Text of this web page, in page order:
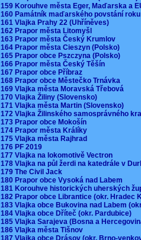
159 Korouhve města Eger, Maďarska a
160 Památník maďarského povstání
161 Vlajka Prahy 22 (Uhříněves)
162 Prapor města Litomyšl
163 Prapor města Český Krumlov
164 Prapor města Cieszyn (Polsko)
165 Prapor obce Pszczyna (Polsko)
166 Prapor města Český Těšín
167 Prapor obce Příbraz
168 Prapor obce Městečko Trnávka
169 Vlajka města Moravská Třebová
170 Vlajka Žiliny (Slovensko)
171 Vlajka města Martin (Slovensko)
172 Vlajka Žilinského samosprávného
173 Prapor obce Mokošín
174 Prapor města Králíky
175 Vlajka města Rajhrad
176 PF 2019
177 Vlajka na lokomotivě Vectron
178 Vlajka na půl žerdi na katedrále v
179 The Civil Jack
180 Prapor obce Vysoká nad Labem
181 Korouhve historických uherských
182 Prapor obce Librantice (okr. Hradec
183 Vlajka obce Bukovina nad Labem
184 Vlajka obce Dříteč (okr. Pardubice)
185 Vlajka Sarajeva (Bosna a
186 Vlajka města Tišnov
187 Vlajka obce Drásov (okr. Brno-